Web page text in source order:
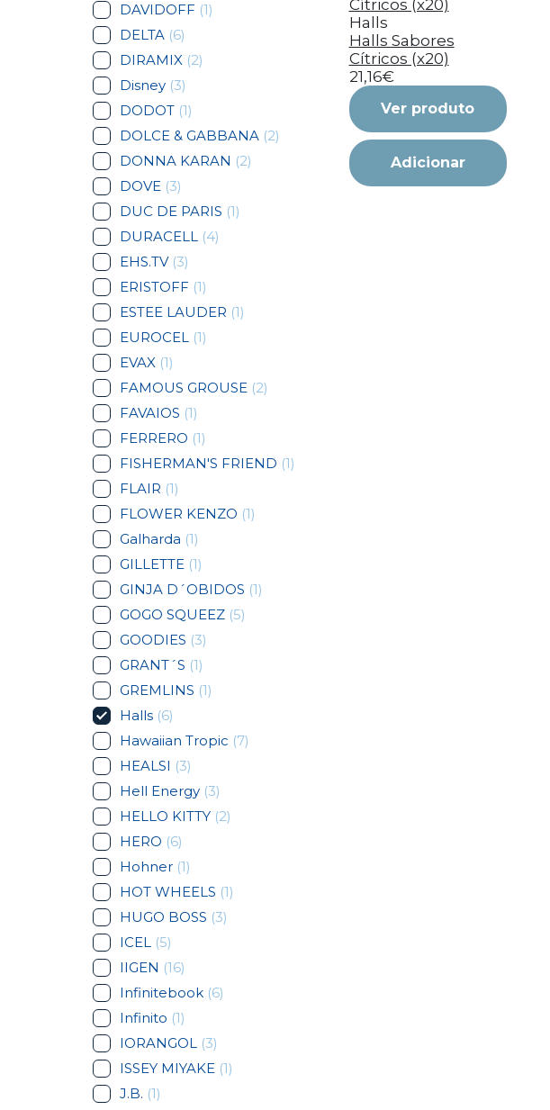
DAVIDOFF (1)
DELTA (6)
DIRAMIX (2)
Disney (3)
DODOT (1)
DOLCE & GABBANA (2)
DONNA KARAN (2)
DOVE (3)
DUC DE PARIS (1)
DURACELL (4)
EHS.TV (3)
ERISTOFF (1)
ESTEE LAUDER (1)
EUROCEL (1)
EVAX (1)
FAMOUS GROUSE (2)
FAVAIOS (1)
FERRERO (1)
FISHERMAN'S FRIEND (1)
FLAIR (1)
FLOWER KENZO (1)
Galharda (1)
GILLETTE (1)
GINJA D´OBIDOS (1)
GOGO SQUEEZ (5)
GOODIES (3)
GRANT´S (1)
GREMLINS (1)
Halls (6)
Hawaiian Tropic (7)
HEALSI (3)
Hell Energy (3)
HELLO KITTY (2)
HERO (6)
Hohner (1)
HOT WHEELS (1)
HUGO BOSS (3)
ICEL (5)
IIGEN (16)
Infinitebook (6)
Infinito (1)
IORANGOL (3)
ISSEY MIYAKE (1)
J.B. (1)
Halls
Halls Sabores
Cítricos (x20)
21,16€
Ver produto
Adicionar